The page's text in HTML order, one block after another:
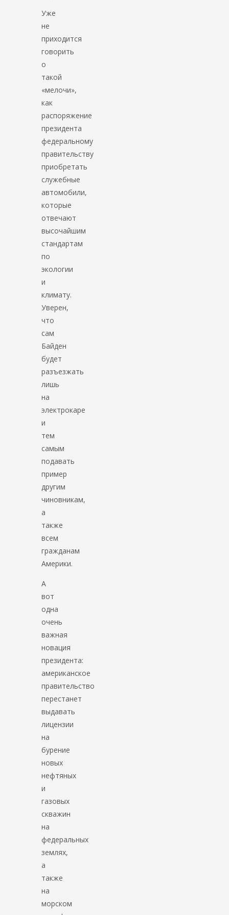
Уже
не
приходится
говорить
о
такой
«мелочи»,
как
распоряжение
президента
федеральному
правительству
приобретать
служебные
автомобили,
которые
отвечают
высочайшим
стандартам
по
экологии
и
климату.
Уверен,
что
сам
Байден
будет
разъезжать
лишь
на
электрокаре
и
тем
самым
подавать
пример
другим
чиновникам,
а
также
всем
гражданам
Америки.
А
вот
одна
очень
важная
новация
президента:
американское
правительство
перестанет
выдавать
лицензии
на
бурение
новых
нефтяных
и
газовых
скважин
на
федеральных
землях,
а
также
на
морском